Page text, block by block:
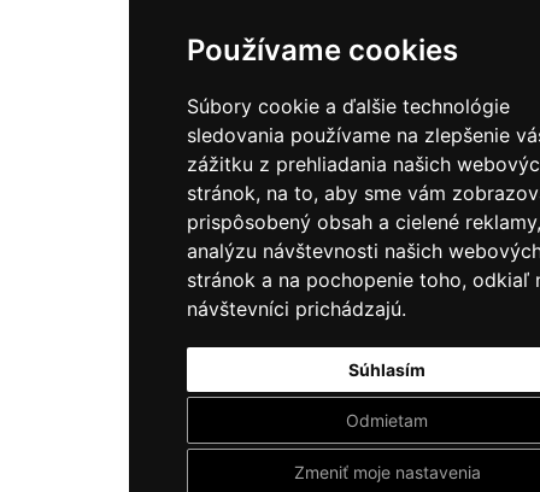
Používame cookies
Súbory cookie a ďalšie technológie
sledovania používame na zlepšenie
zážitku z prehliadania našich
stránok, na to, aby sme vám
prispôsobený obsah a cielené
analýzu návštevnosti našich
stránok a na pochopenie toho, odkiaľ
návštevníci prichádzajú.
Súhlasím
Odmietam
Zmeniť moje nastavenia